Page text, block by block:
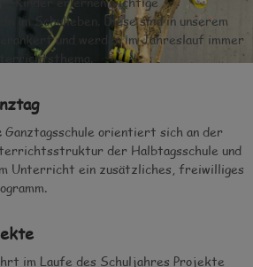
im Schulleben. Diese sind in unserem
und werden im Jahreslauf immer
Ganz­tags­schule orientiert sich an der
der Halb­tags­schule und
Unter­richt ein zu­sätzliches, frei­williges
im Laufe des Schuljahres Projekte